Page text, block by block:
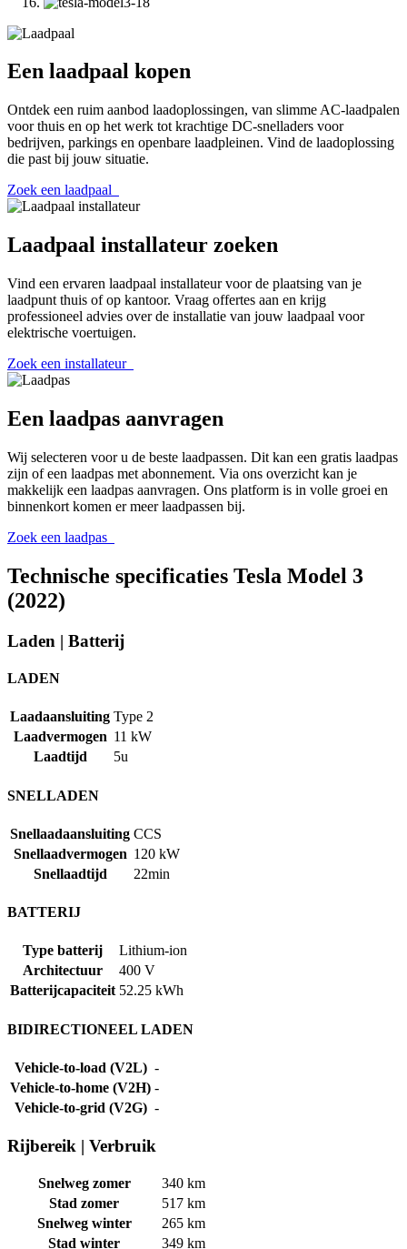
Een laadpaal kopen
Ontdek een ruim aanbod laadoplossingen, van slimme AC-laadpalen
voor thuis en op het werk tot krachtige DC-snelladers voor
bedrijven, parkings en openbare laadpleinen. Vind de laadoplossing
die past bij jouw situatie.
Zoek een laadpaal
Laadpaal installateur zoeken
Vind een ervaren laadpaal installateur voor de plaatsing van je
laadpunt thuis of op kantoor. Vraag offertes aan en krijg
professioneel advies over de installatie van jouw laadpaal voor
elektrische voertuigen.
Zoek een installateur
Een laadpas aanvragen
Wij selecteren voor u de beste laadpassen. Dit kan een gratis laadpas
zijn of een laadpas met abonnement. Via ons overzicht kan je
makkelijk een laadpas aanvragen. Ons platform is in volle groei en
binnenkort komen er meer laadpassen bij.
Zoek een laadpas
Technische specificaties Tesla Model 3
(2022)
Laden | Batterij
LADEN
Laadaansluiting Type 2
Laadvermogen 11 kW
Laadtijd
5u
SNELLADEN
Snellaadaansluiting CCS
Snellaadvermogen 120 kW
Snellaadtijd
22min
BATTERIJ
Type batterij
Lithium-ion
Architectuur
400 V
Batterijcapaciteit 52.25 kWh
BIDIRECTIONEEL LADEN
Vehicle-to-load (V2L) -
Vehicle-to-home (V2H) -
Vehicle-to-grid (V2G) -
Rijbereik | Verbruik
Snelweg zomer
340 km
Stad zomer
517 km
Snelweg winter
265 km
Stad winter
349 km